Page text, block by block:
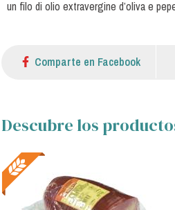
un filo di olio extravergine d’oliva e
Comparte en Facebook
Descubre los